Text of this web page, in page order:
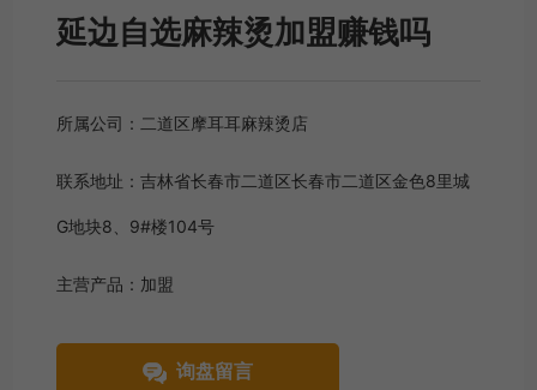
延边自选麻辣烫加盟赚钱吗
所属公司： 二道区摩耳耳麻辣烫店
联系地址：吉林省长春市二道区长春市二道区金色8里城
G地块8、9#楼104号
主营产品： 加盟
询盘留言